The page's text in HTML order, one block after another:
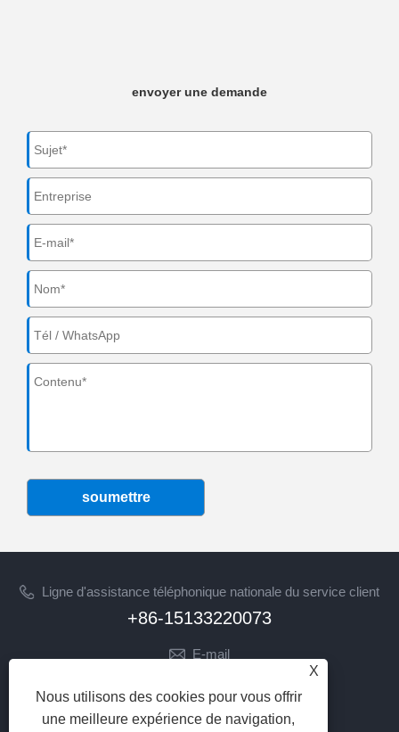
envoyer une demande
soumettre
Ligne d'assistance téléphonique nationale du service client
+86-15133220073
E-mail
SUIVEZ-NOUS
X
Nous utilisons des cookies pour vous offrir
une meilleure expérience de navigation,